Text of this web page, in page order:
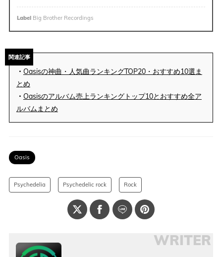
LabelBig Brother Recordings
関連記事
・ Oasisの神曲・人気曲ランキングTOP20・おすすめ10選ま
とめ
・ Oasisのアルバム売上ランキングトップ10とおすすめ全ア
ルバムまとめ
Oasis
Psychedelia Psychedelic rock Rock
WRITER